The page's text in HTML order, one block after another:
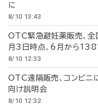
に
8/10 13:43
OTC緊急避妊薬販売
月3日時点、6月から
8/10 12:33
OTC遠隔販売、コンビ
向け説明会
8/10 12:32